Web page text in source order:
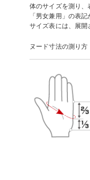
体のサイズを測り、
「男女兼用」の表
サイズ表には、展
ヌード寸法の測り方